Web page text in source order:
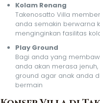
Kolam Renang
Takenosatto Villa
anda semakin berwarna
menginginkan fasilitas
Play Ground
Bagi anda yang
anda akan merasa
ground agar anak anda
bermain